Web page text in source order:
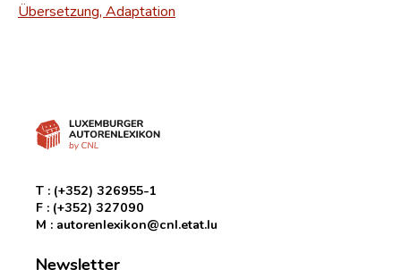
Übersetzung, Adaptation
T : (+352) 326955-1
F : (+352) 327090
M : autorenlexikon@cnl.etat.lu
Newsletter